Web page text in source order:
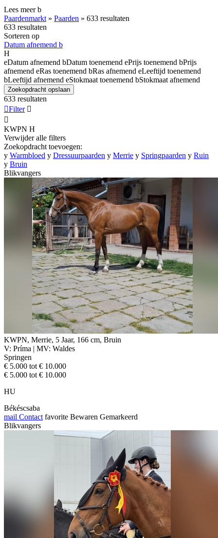
Lees meerb
Paardenmarkt » Paarden » 633 resultaten
633 resultaten
Sorteren op
Datum afnemend b
H
eDatum afnemend bDatum toenemend ePrijs toenemend bPrijs
afnemend eRas toenemend bRas afnemend eLeeftijd toenemend
bLeeftijd afnemend eStokmaat toenemend bStokmaat afnemend
Zoekopdracht opslaan
633 resultaten
Filter 

KWPN H
Verwijder alle filters
Zoekopdracht toevoegen:
y Warmbloed y Dressuurpaarden y Merrie y Springpaarden y Ruin
y Bruin
Blikvangers
KWPN, Merrie, 5 Jaar, 166 cm, Bruin
V: Príma | MV: Waldes
Springen
€ 5.000 tot € 10.000
€ 5.000 tot € 10.000
HU
Békéscsaba
mail Contact favorite Bewaren Gemarkeerd
Blikvangers